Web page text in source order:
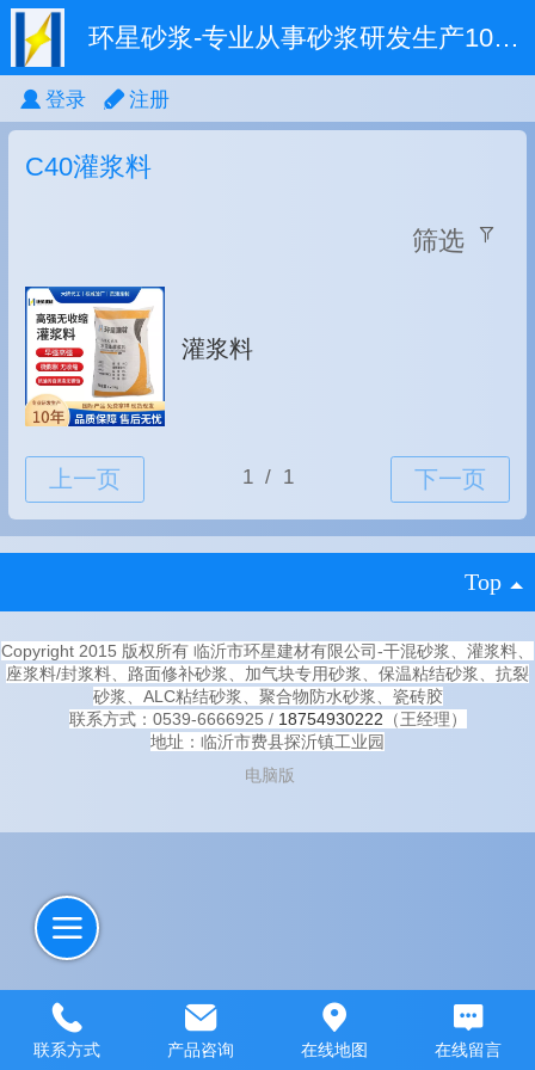
环星砂浆-专业从事砂浆研发生产10余年
登录 注册
C40灌浆料
筛选
灌浆料
Top
Copyright 2015 版权所有 临沂市环星建材有限公司-干混砂浆、灌浆料、
座浆料/封浆料、路面修补砂浆、加气块专用砂浆、保温粘结砂浆、抗裂
砂浆、ALC粘结砂浆、聚合物防水砂浆、瓷砖胶
联系方式：0539-6666925 / 18754930222 （王经理）
地址：临沂市费县探沂镇工业园
电脑版
联系方式 产品咨询 在线地图 在线留言